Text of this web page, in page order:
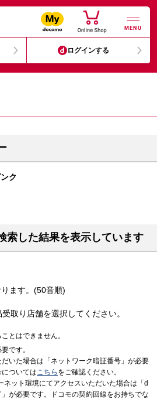
MENU
ログインする
ク
索した結果を表示しています
ます。(50音順)
取り店舗を選択してください。
とはできません。
です。
いた場合は「ネットワーク暗証番号」が必要
ついてはこちら をご確認ください。
ネット環境にてアクセスいただいた場合は「d
が必要です。ドコモの契約回線をお持ちでな